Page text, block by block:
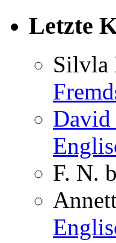
Letzte
Silvla
David
F. N.